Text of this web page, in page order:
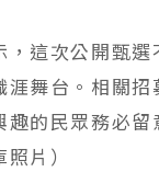
，這次公開甄
涯舞台。相關
趣的民眾務必留
片）